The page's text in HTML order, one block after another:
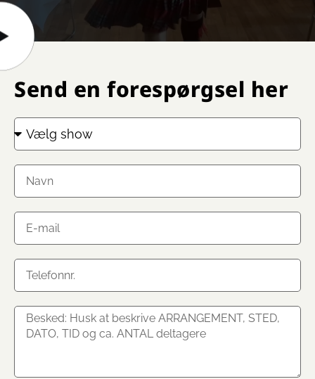
Send en forespørgsel her